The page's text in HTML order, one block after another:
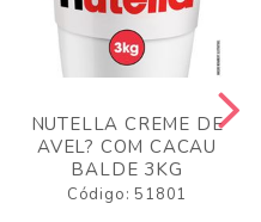
NUTELLA CREME DE
AVEL? COM CACAU
BALDE 3KG
Código: 51801